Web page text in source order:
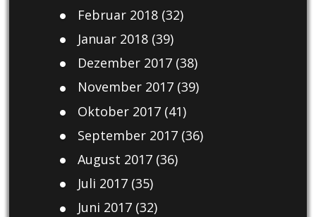
Februar 2018(32)
Januar 2018(39)
Dezember 2017(38)
November 2017(39)
Oktober 2017(41)
September 2017(36)
August 2017(36)
Juli 2017(35)
Juni 2017(32)